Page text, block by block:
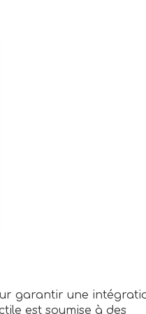
garantir une
est soumise à des